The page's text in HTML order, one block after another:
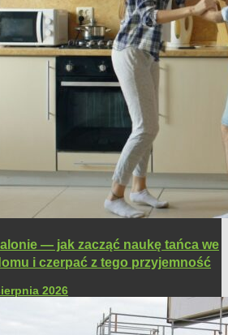
— jak zacząć naukę tańca we
i czerpać z tego przyjemność
2026